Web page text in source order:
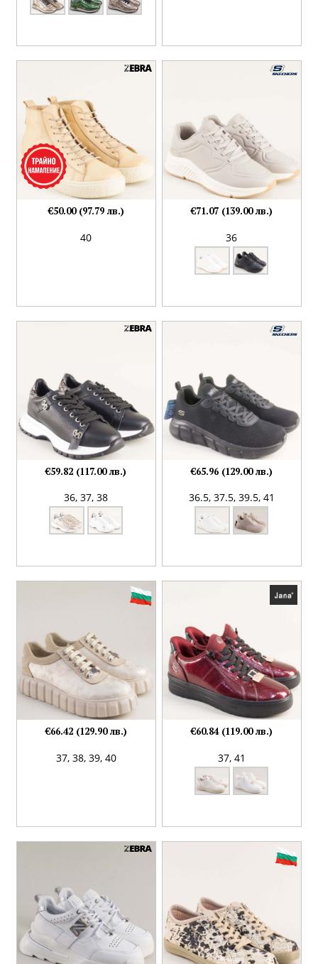
40
€50.00 (97.79 лв.)
36
€71.07 (139.00 лв.)
36,37,38
€59.82 (117.00 лв.)
36.5, 37.5, 39.5, 41
€65.96 (129.00 лв.)
37, 38, 39, 40
€66.42 (129.90 лв.)
37, 41
€60.84 (119.00 лв.)